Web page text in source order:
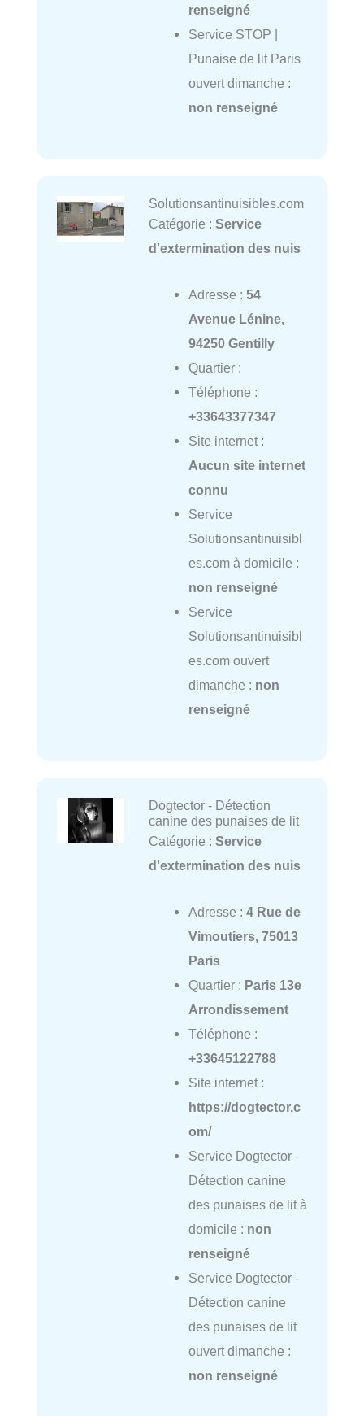
renseigné
Service STOP |
Punaise de lit Paris
ouvert dimanche :
non renseigné
Solutionsantinuisibles.com
Catégorie : Service
d'extermination des nuis
Adresse : 54
Avenue Lénine,
94250 Gentilly
Quartier :
Téléphone :
+33643377347
Site internet :
Aucun site internet
connu
Service
Solutionsantinuisibl
es.com à domicile :
non renseigné
Service
Solutionsantinuisibl
es.com ouvert
dimanche : non
renseigné
Dogtector - Détection
canine des punaises de lit
Catégorie : Service
d'extermination des nuis
Adresse : 4 Rue de
Vimoutiers, 75013
Paris
Quartier : Paris 13e
Arrondissement
Téléphone :
+33645122788
Site internet :
https://dogtector.c
om/
Service Dogtector -
Détection canine
des punaises de lit à
domicile : non
renseigné
Service Dogtector -
Détection canine
des punaises de lit
ouvert dimanche :
non renseigné